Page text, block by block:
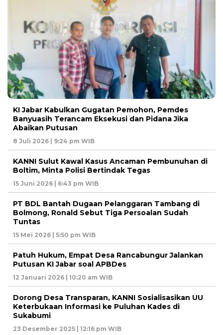
KI Jabar Kabulkan Gugatan Pemohon, Pemdes
Banyuasih Terancam Eksekusi dan Pidana Jika
Abaikan Putusan
8 Juli 2026 | 9:24 pm WIB
KANNI Sulut Kawal Kasus Ancaman Pembunuhan di
Boltim, Minta Polisi Bertindak Tegas
15 Juni 2026 | 6:43 pm WIB
PT BDL Bantah Dugaan Pelanggaran Tambang di
Bolmong, Ronald Sebut Tiga Persoalan Sudah
Tuntas
15 Mei 2026 | 5:50 pm WIB
Patuh Hukum, Empat Desa Rancabungur Jalankan
Putusan KI Jabar soal APBDes
12 Januari 2026 | 10:20 am WIB
Dorong Desa Transparan, KANNI Sosialisasikan UU
Keterbukaan Informasi ke Puluhan Kades di
Sukabumi
23 Desember 2025 | 12:16 pm WIB